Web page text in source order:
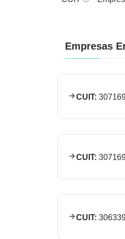
Empresas
CUIT:
CUIT:
CUIT: